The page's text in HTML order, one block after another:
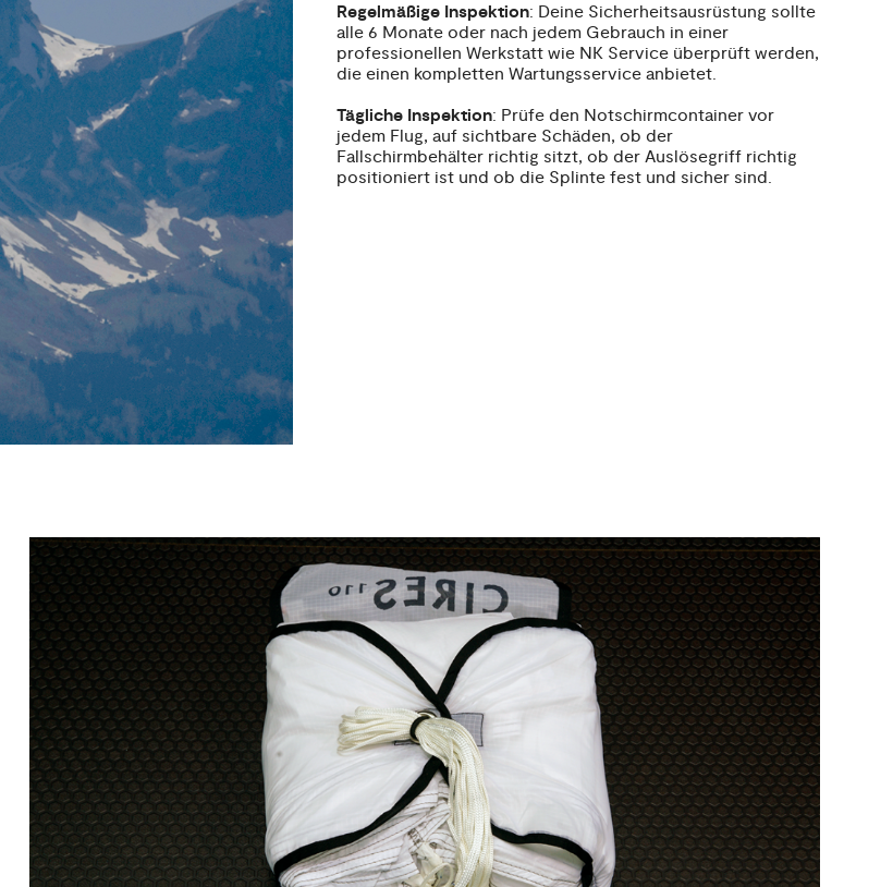
Regelmäßige Inspektion: Deine Sicherheitsausrüstung sollte
alle 6 Monate oder nach jedem Gebrauch in einer
professionellen Werkstatt wie NK Service überprüft werden,
die einen kompletten Wartungsservice anbietet.
Tägliche Inspektion: Prüfe den Notschirmcontainer vor
jedem Flug, auf sichtbare Schäden, ob der
Fallschirmbehälter richtig sitzt, ob der Auslösegriff richtig
positioniert ist und ob die Splinte fest und sicher sind.